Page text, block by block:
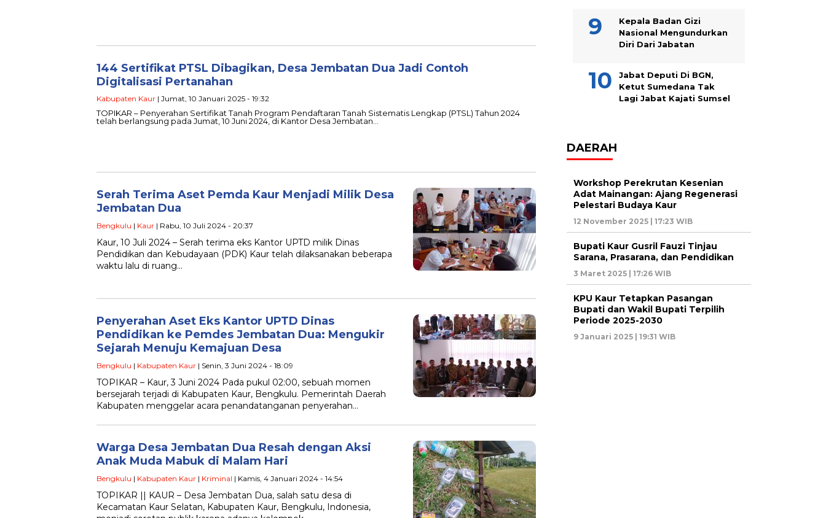
144 Sertifikat PTSL Dibagikan, Desa Jembatan Dua Jadi Contoh
Digitalisasi Pertanahan
Kabupaten Kaur | Jumat, 10 Januari 2025 - 19:32
TOPIKAR – Penyerahan Sertifikat Tanah Program Pendaftaran Tanah Sistematis Lengkap (PTSL) Tahun 2024
telah berlangsung pada Jumat, 10 Juni 2024, di Kantor Desa Jembatan…
Serah Terima Aset Pemda Kaur Menjadi Milik Desa
Jembatan Dua
Bengkulu | Kaur | Rabu, 10 Juli 2024 - 20:37
Kaur, 10 Juli 2024 – Serah terima eks Kantor UPTD milik Dinas
Pendidikan dan Kebudayaan (PDK) Kaur telah dilaksanakan beberapa
waktu lalu di ruang…
Penyerahan Aset Eks Kantor UPTD Dinas
Pendidikan ke Pemdes Jembatan Dua: Mengukir
Sejarah Menuju Kemajuan Desa
Bengkulu | Kabupaten Kaur | Senin, 3 Juni 2024 - 18:09
TOPIKAR – Kaur, 3 Juni 2024 Pada pukul 02:00, sebuah momen
bersejarah terjadi di Kabupaten Kaur, Bengkulu. Pemerintah Daerah
Kabupaten menggelar acara penandatanganan penyerahan…
Warga Desa Jembatan Dua Resah dengan Aksi
Anak Muda Mabuk di Malam Hari
Bengkulu | Kabupaten Kaur | Kriminal | Kamis, 4 Januari 2024 - 14:54
TOPIKAR || KAUR – Desa Jembatan Dua, salah satu desa di
Kecamatan Kaur Selatan, Kabupaten Kaur, Bengkulu, Indonesia,
Kepala Badan Gizi
Nasional Mengundurkan
Diri Dari Jabatan
Jabat Deputi Di BGN,
Ketut Sumedana Tak
Lagi Jabat Kajati Sumsel
DAERAH
Workshop Perekrutan Kesenian
Adat Mainangan: Ajang Regenerasi
Pelestari Budaya Kaur
12 November 2025 | 17:23 WIB
Bupati Kaur Gusril Fauzi Tinjau
Sarana, Prasarana, dan Pendidikan
3 Maret 2025 | 17:26 WIB
KPU Kaur Tetapkan Pasangan
Bupati dan Wakil Bupati Terpilih
Periode 2025-2030
9 Januari 2025 | 19:31 WIB